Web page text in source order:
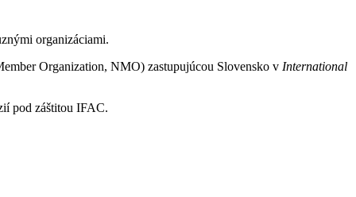
organizáciami.
Organization, NMO) zastupujúcou Slovensko v International
pod záštitou IFAC.